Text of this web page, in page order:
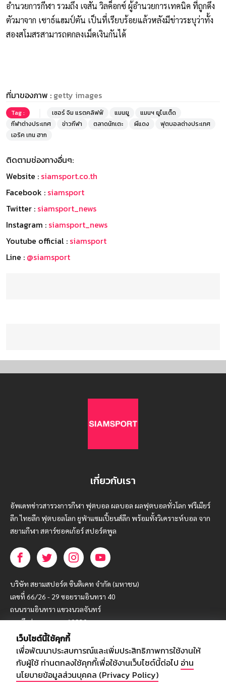
อำนวยการกีฬา รวมถึง เจสัน วิลค็อกซ์ ผู้อำนวยการเทคนิค ที่ถูกดึง
ตัวมาจาก เซาธ์แฮมป์ตัน เป็นที่เรียบร้อยแล้วหลังมีข่าวระบุว่าทั้ง
สองสโมสรสามารถตกลงเม็ดเงินกันได้
ที่มาของภาพ : getty images
Tag : เซอร์ จิม แรตคลิฟฟ์ แมนยู
แมนฯ ยูไนเต็ด
กีฬาต่างประเทศ
ข่าวกีฬา ตลาดนักเตะ ผีแดง
ฟุตบอลต่างประเทศ
เอริค เทน ฮาก
ติดตามช่องทางอื่นๆ:
Website : siamsport.co.th
Facebook : siamsport
Twitter : siamsport_news
Instagram : siamsport_news
Youtube official : siamsport
Line : @siamsport
เกี่ยวกับเรา
อัพเดทข่าวสารวงการกีฬา ฟุตบอล ผลบอล ผลฟุตบอลทั่วโลก ฟรีเมียร์
ลีก ไทยลีก ฟุตบอลโลก ยูฟ่าแซมเปี้ยนส์ลีก พร้อมทั้งวิเคราะห์บอล จาก
สยามกีฬา สตาร์ชอคเก้อร์ สปอร์ตพูล
บริษัท สยามสปอร์ต ซินติเคท จำกัด (มหาชน)
เลขที่ 66/26 - 29 ซอยรามอินทรา 40
ถนนรามอินทรา แขวงนวลจันทร์
เขตบึงกุ่ม กรุงเทพฯ 10230
โทร : 02-5088-000
อีเมล์ : webmaster@siamsport.co.th
เว็บไซต์ : www.siamsport.co.th
เว็บไซต์นี้ใช้คุกกี้
เพื่อพัฒนาประสบการณ์และเพิ่มประสิทธิภาพการใช้งานให้
กับผู้ใช้ ท่านตกลงใช้คุกกี้เพื่อใช้งานเว็บไซต์นี้ต่อไป อ่าน
นโยบายข้อมูลส่วนบุคคล (Privacy Policy)